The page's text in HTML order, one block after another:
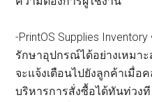
-PrintOS Supplies
รักษาอุปกรณ์ได้อย่างเหมา
จะแจ้งเตือนไปยังลูกค้าเมื่อ
บริหารการสั่งซื้อได้ทันท่วง